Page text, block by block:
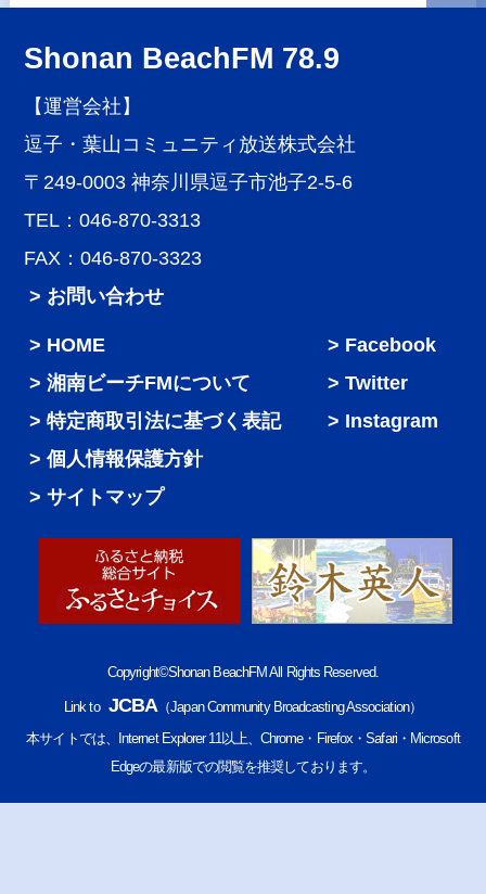
Shonan BeachFM 78.9
【運営会社】
逗子・葉山コミュニティ放送株式会社
〒249-0003 神奈川県逗子市池子2-5-6
TEL：046-870-3313
FAX：046-870-3323
> お問い合わせ
HOME
湘南ビーチFMについて
特定商取引法に基づく表記
個人情報保護方針
サイトマップ
Facebook
Twitter
Instagram
Copyright©Shonan BeachFM All Rights Reserved.
Link to JCBA（Japan Community Broadcasting Association）
本サイトでは、Internet Explorer 11以上、Chrome・Firefox・Safari・Microsoft
Edgeの最新版での閲覧を推奨しております。